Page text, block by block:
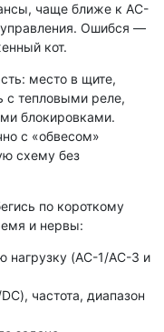
чаще ближе к AC-
Ошибся —
кот.
место в щите,
с тепловыми реле,
блокировками.
с «обвесом»
схему без
по короткому
и нервы:
нагрузку (AC-1/AC-3 и
частота, диапазон